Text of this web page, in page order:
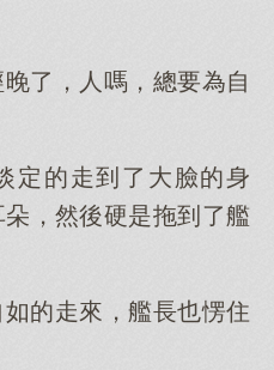
了，人嗎，總要為自
定的走到了大臉的身
，然後硬是拖到了艦
的走來，艦長也愣住